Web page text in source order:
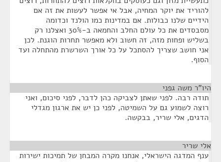
להוריד את יוקר המחיה, אבל אי אפשר לעשות את זה אם
הידיים שלנו כבולות. אם במדינות כמו הולנד וכדומה
מסבסדים את כל עולם החלב והחמאה ב-30% ואצלנו רק
בשליש ופחות מזה, זה חשוב ולא מאפשר תחרות הוגנת. לכן
אני חושב שצריך להסתכל על כל אורך השרשרת מהתחלה ועד
הסוף.
היו"ר משה גפני
תודה רבה. לפני שאתן לצביקה כהן לדבר, לפני סיכום, ואני
רוצה לשמוע גם על השמיטה, לפני כן יש את ארגון מגדלי
הדגים, אלי שריר, בבקשה.
אלי שריר
ענף המדגה הישראלי, אנחנו מקרה המבחן של תמיכות ישירות